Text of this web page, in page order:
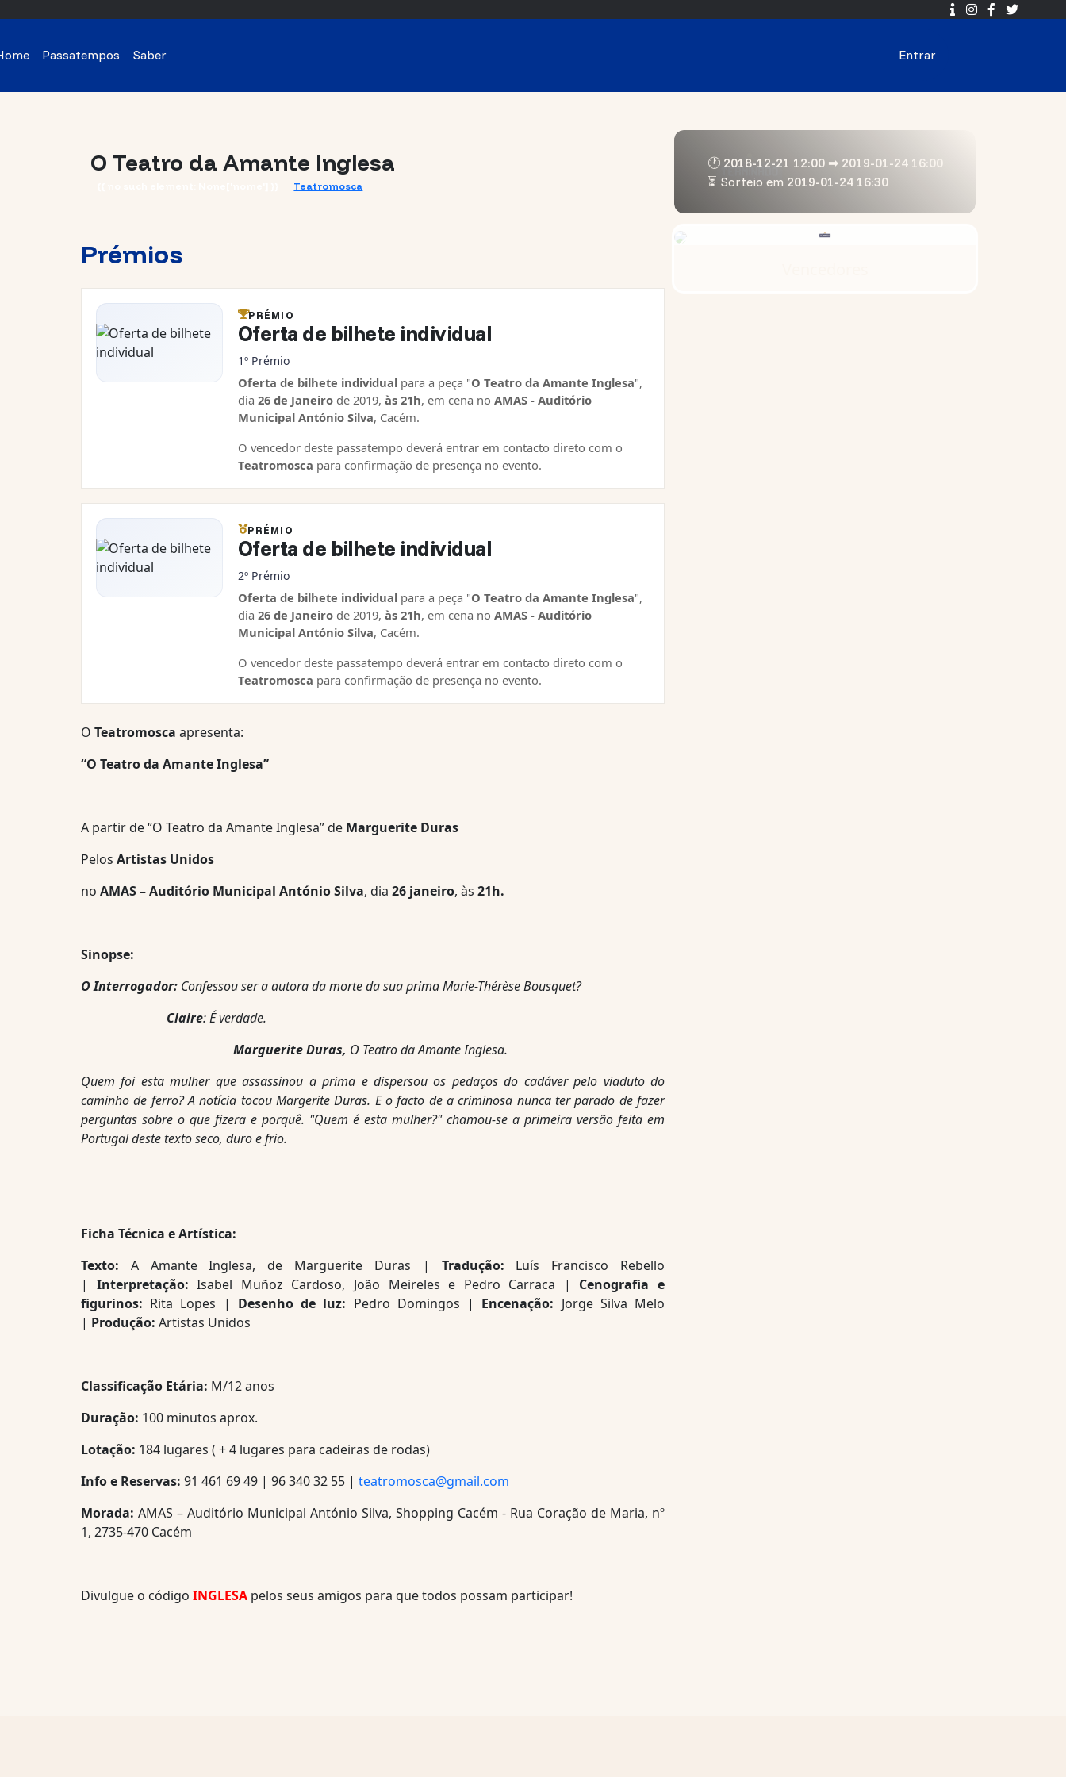
Passatempos Saber Entrar
O Teatro da Amante Inglesa
Teatromosca
🕐 2018-12-21 12:00 ➡ 2019-01-24 16:00
⏳ Sorteio em 2019-01-24 16:30
Prémios
PRÉMIO
Oferta de bilhete individual
1º Prémio
Oferta de bilhete individualpara a peça "O Teatro da Amante Inglesa",
dia 26 de Janeirode 2019, às 21h, em cena no AMAS - Auditório
Municipal António Silva, Cacém.
O vencedor deste passatempo deverá entrar em contacto direto com o
Teatromosca para confirmação de presença no evento.
PRÉMIO
Oferta de bilhete individual
2º Prémio
Oferta de bilhete individualpara a peça "O Teatro da Amante Inglesa",
dia 26 de Janeirode 2019, às 21h, em cena no AMAS - Auditório
Municipal António Silva, Cacém.
O vencedor deste passatempo deverá entrar em contacto direto com o
Teatromosca para confirmação de presença no evento.
O Teatromosca apresenta:
“O Teatro da Amante Inglesa”
A partir de “O Teatro da Amante Inglesa” de Marguerite Duras
Pelos Artistas Unidos
no AMAS – Auditório Municipal António Silva, dia 26 janeiro, às 21h.
Sinopse:
O Interrogador: Confessou ser a autora da morte da sua prima Marie-Thérèse Bousquet?
Claire: É verdade.
Marguerite Duras, O Teatro da Amante Inglesa.
Quem foi esta mulher que assassinou a prima e dispersou os pedaços do cadáver pelo viaduto do
caminho de ferro? A notícia tocou Margerite Duras. E o facto de a criminosa nunca ter parado de fazer
perguntas sobre o que fizera e porquê. "Quem é esta mulher?" chamou-se a primeira versão feita em
Portugal deste texto seco, duro e frio.
Ficha Técnica e Artística:
Texto: A Amante Inglesa, de Marguerite Duras | Tradução: Luís Francisco Rebello
| Interpretação:Isabel Muñoz Cardoso, João Meireles e Pedro Carraca | Cenografia e
figurinos: Rita Lopes | Desenho de luz: Pedro Domingos | Encenação: Jorge Silva Melo
| Produção: Artistas Unidos
Classificação Etária: M/12 anos
Duração: 100 minutos aprox.
Lotação: 184 lugares ( + 4 lugares para cadeiras de rodas)
Info e Reservas: 91 461 69 49 | 96 340 32 55 | teatromosca@gmail.com
Morada: AMAS – Auditório Municipal António Silva, Shopping Cacém - Rua Coração de Maria, nº
1, 2735-470 Cacém
Divulgue o código INGLESA pelos seus amigos para que todos possam participar!